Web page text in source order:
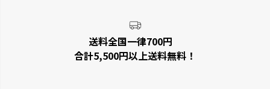
送料全国一律700円
合計5,500円以上送料無料！